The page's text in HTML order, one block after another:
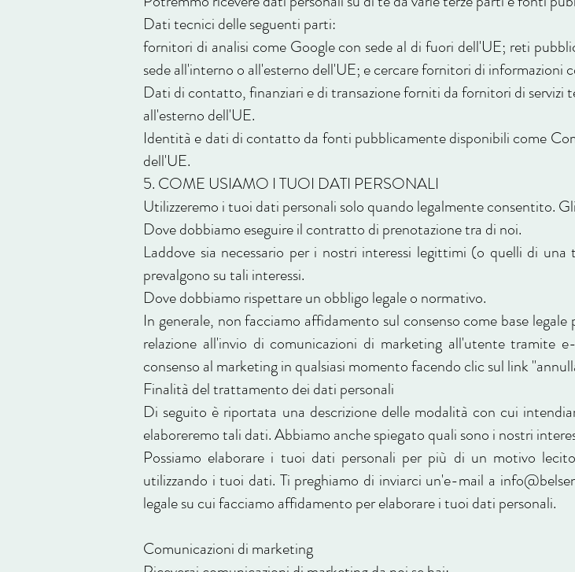
Dati tecnici delle seguenti parti:
fornitori di analisi come Google con sede al di fuori dell'UE; reti
sede all'interno o all'esterno dell'UE; e cercare fornitori di informazioni
Dati di contatto, finanziari e di transazione forniti da fornitori di servizi
all'esterno dell'UE.
Identità e dati di contatto da fonti pubblicamente disponibili come
dell'UE.
5. COME USIAMO I TUOI DATI PERSONALI
Utilizzeremo i tuoi dati personali solo quando legalmente consentito.
Dove dobbiamo eseguire il contratto di prenotazione tra di noi.
Laddove sia necessario per i nostri interessi legittimi (o quelli di
prevalgono su tali interessi.
Dove dobbiamo rispettare un obbligo legale o normativo.
In generale, non facciamo affidamento sul consenso come base
relazione all'invio di comunicazioni di marketing all'utente
consenso al marketing in qualsiasi momento facendo clic sul link
Finalità del trattamento dei dati personali
Di seguito è riportata una descrizione delle modalità con cui
elaboreremo tali dati. Abbiamo anche spiegato quali sono i nostri
Possiamo elaborare i tuoi dati personali per più di un motivo
utilizzando i tuoi dati. Ti preghiamo di inviarci un'e-mail a
legale su cui facciamo affidamento per elaborare i tuoi dati personali.
Comunicazioni di marketing